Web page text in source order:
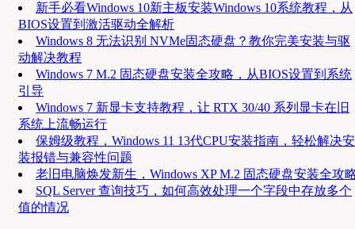
新手必看Windows 10新主板安装Windows 10系统教程，从
BIOS设置到激活驱动全解析
Windows 8 无法识别 NVMe固态硬盘？教你完美安装与驱
动解决教程
Windows 7 M.2 固态硬盘安装全攻略，从BIOS设置到系统
引导
Windows 7 新显卡支持教程，让 RTX 30/40 系列显卡在旧
系统上流畅运行
保姆级教程，Windows 11 13代CPU安装指南，轻松解决安
装报错与兼容性问题
老旧电脑焕发新生，Windows XP M.2 固态硬盘安装全攻
SQL Server 查询技巧，如何高效处理一个字段中存放多个
值的情况